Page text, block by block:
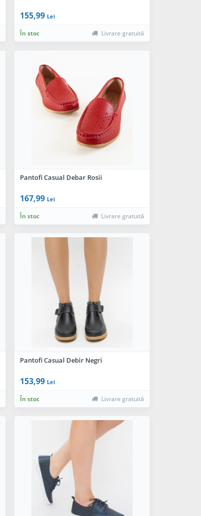
155,99 Lei
În stoc Livrare gratuită
Pantofi Casual Debar Rosii
167,99 Lei
În stoc Livrare gratuită
Pantofi Casual Debir Negri
153,99 Lei
În stoc Livrare gratuită